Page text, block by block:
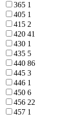
365 1
405 1
415 2
420 41
430 1
435 5
440 86
445 3
446 1
450 6
456 22
457 1